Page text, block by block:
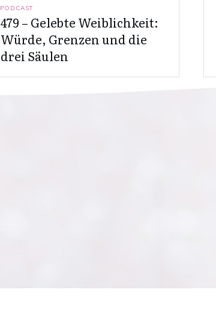
PODCAST
479 – Gelebte Weiblichkeit:
Würde, Grenzen und die
drei Säulen